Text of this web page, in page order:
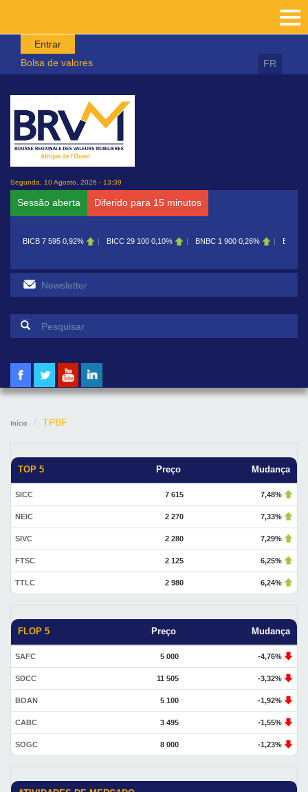
Passar para o conteúdo principal
Entrar
Bolsa de valores
FR
Segunda, 10 Agosto, 2026 - 13:39
Sessão aberta Diferido para 15 minutos
BICB 7 595 0,92% BICC 29 100 0,10% BNBC 1 900 0,26% BOAB
Formulário de pesquisa
Início TPBF
TOP 5 Preço Mudança
SICC 7 615 7,48%
NEIC 2 270 7,33%
SIVC 2 280 7,29%
FTSC 2 125 6,25%
TTLC 2 980 6,24%
FLOP 5 Preço Mudança
SAFC 5 000 -4,76%
SDCC 11 505 -3,32%
BOAN 5 100 -1,92%
CABC 3 495 -1,55%
SOGC 8 000 -1,23%